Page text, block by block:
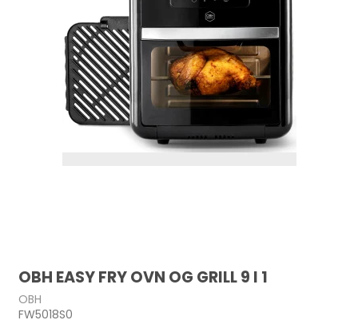
OBH EASY FRY OVN OG GRILL 9 I 1
OBH
FW5018S0